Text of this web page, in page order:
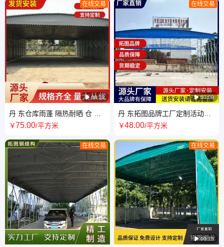
 00:22
在线交易
丹 东仓库雨蓬 隔热耐晒 仓 库
电动推拉雨棚 一站式服务
￥75.00/平方米
在线交易
 00:08
在线交易
丹 东拓图品牌工厂定制活动式
雨棚厂家 静音隔热 举办活动用
￥48.00/平方米
 00:15
在线交易